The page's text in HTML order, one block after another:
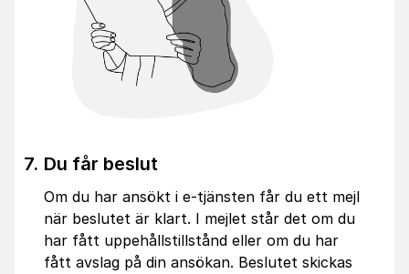
Du får beslut
Om du har ansökt i e-tjänsten får du ett mejl
när beslutet är klart. I mejlet står det om du
har fått uppehållstillstånd eller om du har
fått avslag på din ansökan. Beslutet skickas